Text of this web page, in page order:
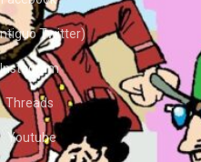
Twitter)
Instagram
Threads
Youtube